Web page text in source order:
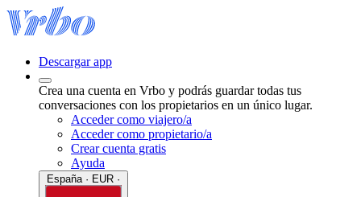
Descargar app
Crea una cuenta en Vrbo y podrás guardar todas tus
conversaciones con los propietarios en un único lugar.
Acceder como viajero/a
Acceder como propietario/a
Crear cuenta gratis
Ayuda